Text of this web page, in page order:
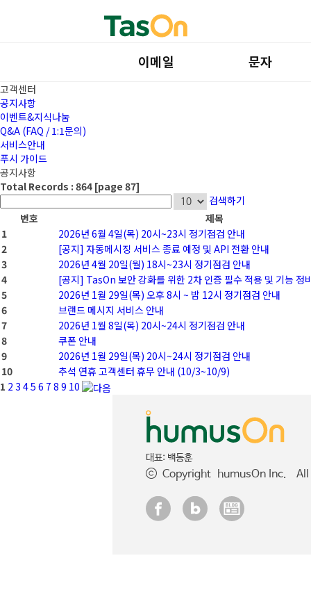
이메일 문자
고객센터
공지사항
이벤트&지식나눔
Q&A (FAQ / 1:1문의)
서비스안내
푸시 가이드
공지사항
Total Records : 864 [page 87]
검색하기
번호
제목
1
2026년 6월 4일(목) 20시~23시 정기점검 안내
2
[공지] 자동메시징 서비스 종료 예정 및 API 전환 안내
3
2026년 4월 20일(월) 18시~23시 정기점검 안내
4
[공지] TasOn 보안 강화를 위한 2차 인증 필수 적용 및 기능 정
5
2026년 1월 29일(목) 오후 8시 ~ 밤 12시 정기점검 안내
6
브랜드 메시지 서비스 안내
7
2026년 1월 8일(목) 20시~24시 정기점검 안내
8
쿠폰 안내
9
2026년 1월 29일(목) 20시~24시 정기점검 안내
10
추석 연휴 고객센터 휴무 안내 (10/3~10/9)
1 2 3 45 6 7 8 9 10
대표: 백동훈
Copyright humusOn Inc. All